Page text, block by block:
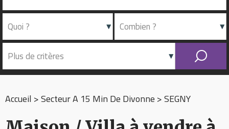
Accueil>Secteur A 15 Min De Divonne>SEGNY